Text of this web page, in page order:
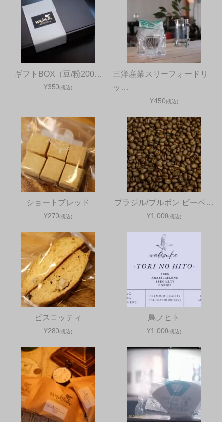
ギフトBOX（豆/粉200…
¥350(税込)
三洋産業スリーフォードリ
ッ…
¥450(税込)
ショートブレッド
¥270(税込)
ブラジル/ブルボン ピーベ…
¥1,000(税込)
ビスコッティ
¥280(税込)
鳥ノヒト
¥1,000(税込)